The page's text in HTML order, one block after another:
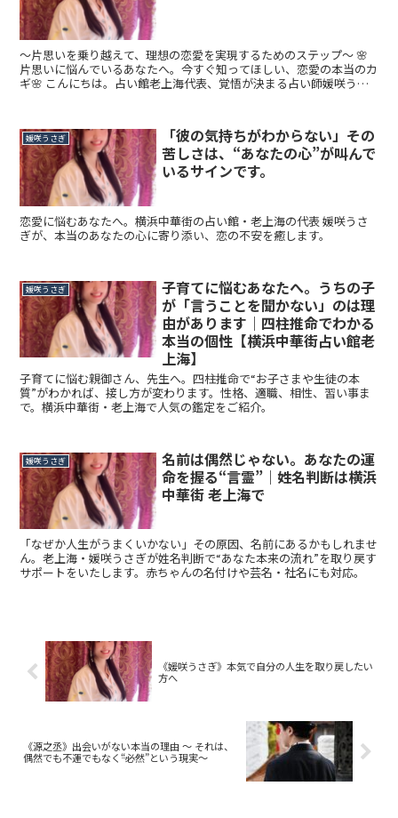
〜片思いを乗り越えて、理想の恋愛を実現するためのステップ〜 🌸
片思いに悩んでいるあなたへ。今すぐ知ってほしい、恋愛の本当のカ
ギ🌸 こんにちは。占い館老上海代表、覚悟が決まる占い師媛咲うさ
媛咲うさぎ
「彼の気持ちがわからない」その
苦しさは、“あなたの心”が叫んで
いるサインです。
恋愛に悩むあなたへ。横浜中華街の占い館・老上海の代表 媛咲うさ
ぎが、本当のあなたの心に寄り添い、恋の不安を癒します。
媛咲うさぎ
子育てに悩むあなたへ。うちの子
が「言うことを聞かない」のは理
由があります｜四柱推命でわかる
本当の個性【横浜中華街占い館老
上海】
子育てに悩む親御さん、先生へ。四柱推命で“お子さまや生徒の本
質”がわかれば、接し方が変わります。性格、適職、相性、習い事ま
で。横浜中華街・老上海で人気の鑑定をご紹介。
媛咲うさぎ
名前は偶然じゃない。あなたの運
命を握る“言霊”｜姓名判断は横浜
中華街 老上海で
「なぜか人生がうまくいかない」その原因、名前にあるかもしれませ
ん。老上海・媛咲うさぎが姓名判断で“あなた本来の流れ”を取り戻す
サポートをいたします。赤ちゃんの名付けや芸名・社名にも対応。
《媛咲うさぎ》本気で自分の人生を取り戻したい
方へ
《源之丞》出会いがない本当の理由 〜 それは、
偶然でも不運でもなく――“必然”という現実〜